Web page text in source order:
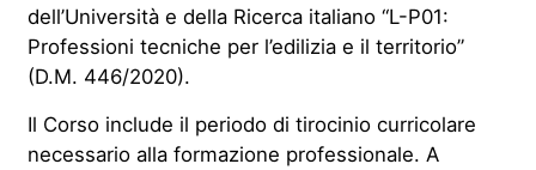
dell’Università e della Ricerca italiano “L-P01:
Professioni tecniche per l’edilizia e il territorio”
(D.M. 446/2020).
Il Corso include il periodo di tirocinio curricolare
necessario alla formazione professionale. A